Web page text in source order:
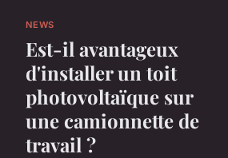
NEWS
Est-il avantageux
d'installer un toit
photovoltaïque sur
une camionnette de
travail ?